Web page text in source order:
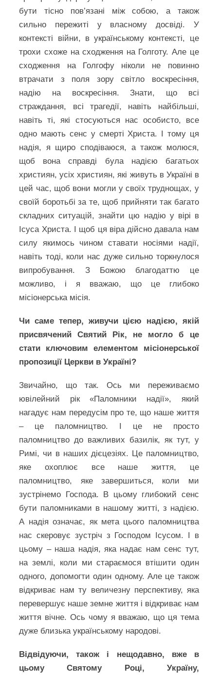
бути тісно пов’язані між собою, а також
сильно пережиті у власному досвіді. У
контексті війни, в українському контексті, це
трохи схоже на сходження на Голготу. Але це
сходження на Голгофу ніколи не повинно
втрачати з поля зору світло воскресіння,
надію на воскресіння. Знати, що всі
страждання, всі трагедії, навіть найбільші,
навіть ті, які стосуються нас особисто, все
одно мають сенс у смерті Христа. І тому ця
надія, я щиро сподіваюся, а також молюся,
щоб вона справді була надією багатьох
християн, усіх християн, які живуть в Україні в
цей час, щоб вони могли у своїх труднощах, у
своїй боротьбі за те, щоб прийняти так багато
складних ситуацій, знайти цю надію у вірі в
Ісуса Христа. І щоб ця віра дійсно давала нам
силу якимось чином ставати носіями надії,
навіть тоді, коли нас дуже сильно торкнулося
випробування. З Божою благодаттю це
можливо, і я вважаю, що це глибоко
місіонерська місія.
Чи саме тепер, живучи цією надією, якій
присвячений Святий Рік, не могло б це
стати ключовим елементом місіонерської
пропозиції Церкви в Україні?
Звичайно, що так. Ось ми переживаємо
ювілейний рік «Паломники надії», який
нагадує нам передусім про те, що наше життя
– це паломництво. І це не просто
паломництво до важливих базилік, як тут, у
Римі, чи в наших дієцезіях. Це паломництво,
яке охоплює все наше життя, це
паломництво, яке завершиться, коли ми
зустрінемо Господа. В цьому глибокий сенс
бути паломниками в нашому житті, з надією.
А надія означає, як мета цього паломництва
нас скеровує зустріч з Господом Ісусом. І в
цьому – наша надія, яка надає нам сенс тут,
на землі, коли ми стараємося втішити один
одного, допомогти один одному. Але це також
відкриває нам ту величезну перспективу, яка
перевершує наше земне життя і відкриває нам
життя вічне. Ось чому я вважаю, що ця тема
дуже близька українському народові.
Відвідуючи, також і нещодавно, вже в
цьому Святому Році, Україну,